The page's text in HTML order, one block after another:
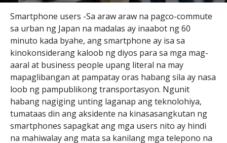
Smartphone users -Sa araw araw na pagco-commute
sa urban ng Japan na madalas ay inaabot ng 60
minuto kada byahe, ang smartphone ay isa sa
kinokonsiderang kaloob ng diyos para sa mga mag-
aaral at business people upang literal na may
mapaglibangan at pampatay oras habang sila ay nasa
loob ng pampublikong transportasyon. Ngunit
habang nagiging unting laganap ang teknolohiya,
tumataas din ang aksidente na kinasasangkutan ng
smartphones sapagkat ang mga users nito ay hindi
na mahiwalay ang mata sa kanilang mga telepono na